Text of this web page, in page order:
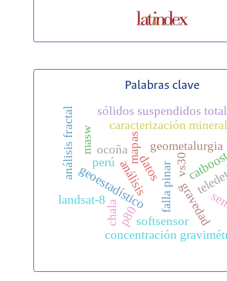
Palabras clave
análisis
mapas
gravedad
geoestadísticodatos
caracterización
concentración
geometalurgia
ocoña
chala
perú
sólidos suspendidos
landsat-8
análisis fractal
falla pinar
masw
vs30
softsensor
p80